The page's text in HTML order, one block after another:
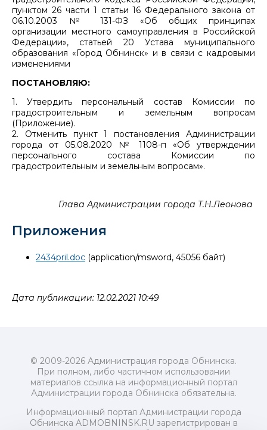
пунктом 26 части 1 статьи 16 Федерального закона от
06.10.2003 № 131-ФЗ «Об общих принципах
организации местного самоуправления в Российской
Федерации», статьей 20 Устава муниципального
образования «Город Обнинск» и в связи с кадровыми
изменениями
ПОСТАНОВЛЯЮ:
1. Утвердить персональный состав Комиссии по
градостроительным и земельным вопросам
(Приложение).
2. Отменить пункт 1 постановления Администрации
города от 05.08.2020 № 1108-п «Об утверждении
персонального состава Комиссии по
градостроительным и земельным вопросам».
Глава Администрации города Т.Н.Леонова
Приложения
2434pril.doc (application/msword, 45056 байт)
Дата публикации: 12.02.2021 10:49
© 2009-2026 Администрация города Обнинска.
При полном, либо частичном использовании
материалов ссылка на информационный портал
Администрации города Обнинска обязательна.
Информационный портал Администрации города
Обнинска ADMOBNINSK.RU зарегистрирован в